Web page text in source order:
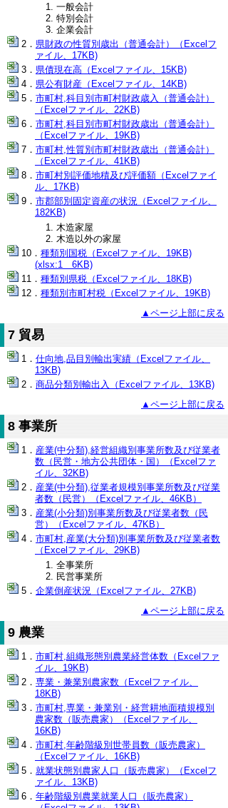
一般会計
特別会計
企業会計
県財政の性質別歳出（普通会計）（Excelフ
ァイル、17KB)
県債現在高（Excelファイル、15KB)
県公有財産（Excelファイル、14KB)
市町村,科目別市町村財政歳入（普通会計）
（Excelファイル、22KB)
市町村,科目別市町村財政歳出（普通会計）
（Excelファイル、19KB)
市町村,性質別市町村財政歳出（普通会計）
（Excelファイル、41KB)
市町村別評価地積及び評価額（Excelファイ
ル、17KB)
市郡部別固定資産の状況（Excelファイル、
182KB)
木造家屋
木造以外の家屋
種類別国税（Excelファイル、19KB)
(xlsx:1 6KB)
種類別県税（Excelファイル、18KB)
種類別市町村税（Excelファイル、19KB)
▲ページ上部に戻る
7 貿易
仕向地,品目別輸出実績（Excelファイル、
13KB)
商品分類別輸出入（Excelファイル、13KB)
▲ページ上部に戻る
8 事業所
産業(中分類),経営組織別事業所数及び従業者
数（民営・地方公共団体・国）（Excelファ
イル、32KB)
産業(中分類),従業者規模別事業所数及び従業
者数（民営）（Excelファイル、46KB）
産業(小分類)別事業所数及び従業者数（民
営）（Excelファイル、47KB）
市町村,産業(大分類)別事業所数及び従業者数
（Excelファイル、29KB)
全事業所
民営事業所
企業倒産状況（Excelファイル、27KB)
▲ページ上部に戻る
9 農業
市町村,組織形態別農業経営体数（Excelファ
イル、19KB)
専業・兼業別農家数（Excelファイル、
18KB)
市町村,専業・兼業別・経営耕地面積規模別
農家数（販売農家）（Excelファイル、
16KB)
市町村,年齢階級別世帯員数（販売農家）
（Excelファイル、16KB)
就業状態別農家人口（販売農家）（Excelフ
ァイル、13KB)
年齢階級別農業就業人口（販売農家）